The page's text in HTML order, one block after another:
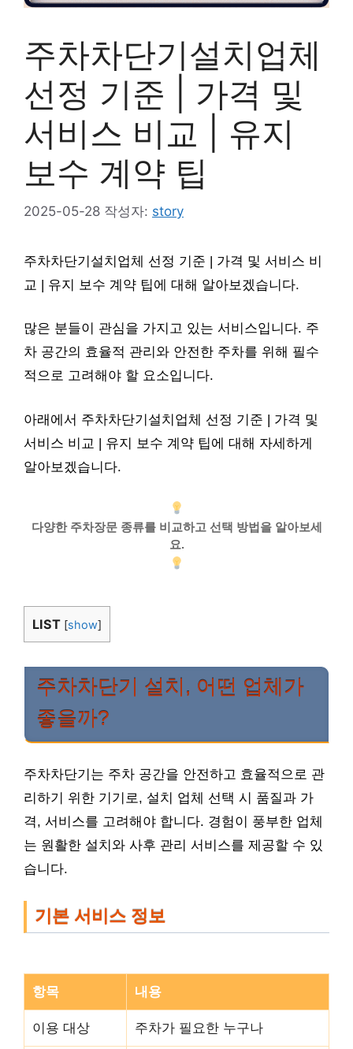
주차차단기설치업체
선정 기준 | 가격 및
서비스 비교 | 유지
보수 계약 팁
2025-05-28 작성자: story
주차차단기설치업체 선정 기준 | 가격 및 서비스 비
교 | 유지 보수 계약 팁에 대해 알아보겠습니다.
많은 분들이 관심을 가지고 있는 서비스입니다. 주
차 공간의 효율적 관리와 안전한 주차를 위해 필수
적으로 고려해야 할 요소입니다.
아래에서 주차차단기설치업체 선정 기준 | 가격 및
서비스 비교 | 유지 보수 계약 팁에 대해 자세하게
알아보겠습니다.
다양한 주차장문 종류를 비교하고 선택 방법을 알아보세
요.
LIST [show]
주차차단기 설치, 어떤 업체가
좋을까?
주차차단기는 주차 공간을 안전하고 효율적으로 관
리하기 위한 기기로, 설치 업체 선택 시 품질과 가
격, 서비스를 고려해야 합니다. 경험이 풍부한 업체
는 원활한 설치와 사후 관리 서비스를 제공할 수 있
습니다.
기본 서비스 정보
항목 내용
이용 대상 주차가 필요한 누구나